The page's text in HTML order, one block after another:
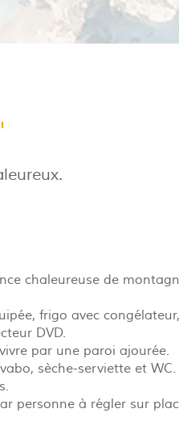
chaleureuse de
frigo avec
DVD.
par une paroi ajourée.
sèche-serviette et WC.
personne à régler sur